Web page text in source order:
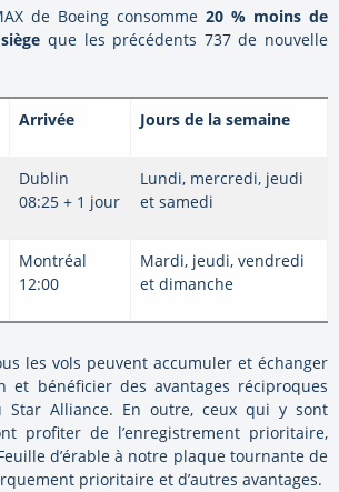
de Boeing consomme 20 % moins de
que les précédents 737 de nouvelle
Arrivée Jours de la semaine
Dublin
08:25 + 1 jour
Lundi, mercredi, jeudi
et samedi
Montréal
12:00
Mardi, jeudi, vendredi
et dimanche
les vols peuvent accumuler et échanger
et bénéficier des avantages réciproques
Star Alliance. En outre, ceux qui y sont
profiter de l’enregistrement prioritaire,
d’érable à notre plaque tournante de
prioritaire et d’autres avantages.